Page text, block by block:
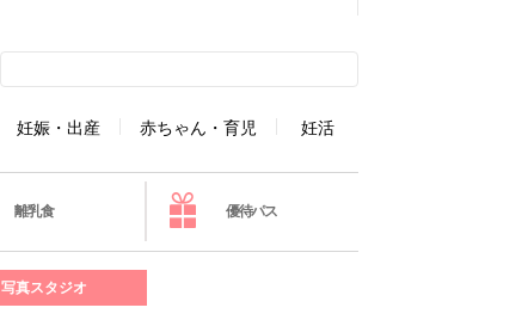
妊娠・出産 赤ちゃん・育児 妊活
離乳食 優待パス
写真スタジオ